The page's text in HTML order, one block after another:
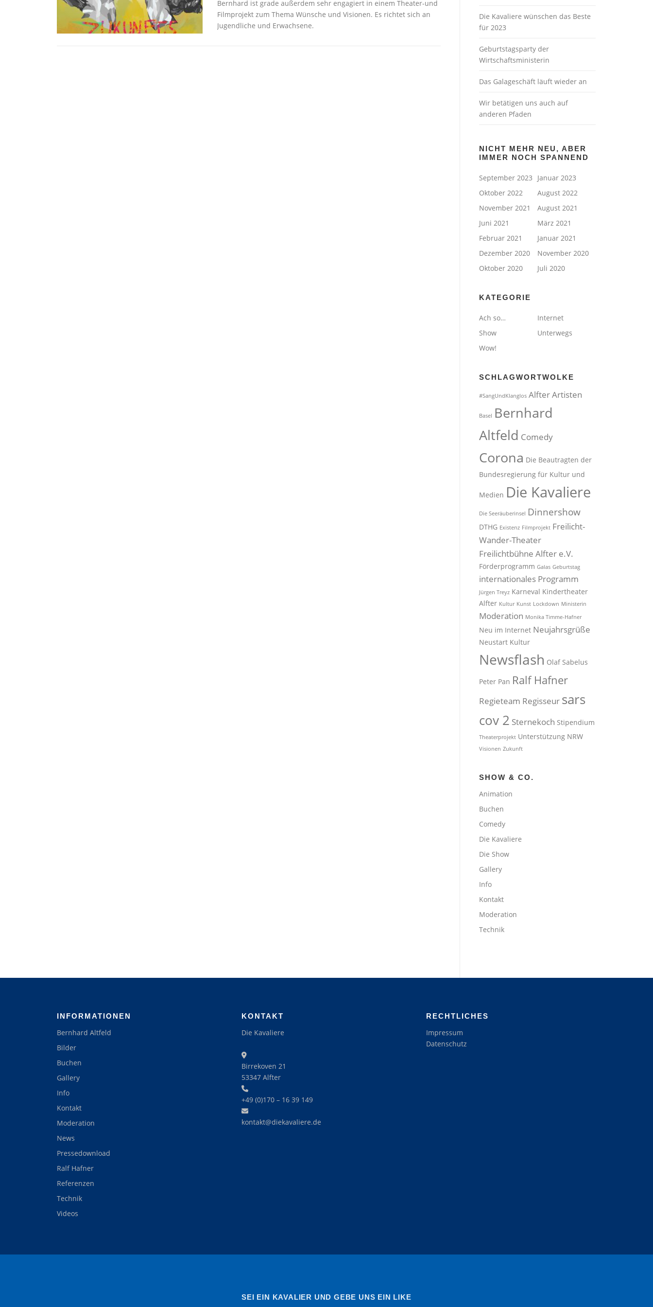
Bernhard ist grade außerdem sehr engagiert in einem Theater-und
Filmprojekt zum Thema Wünsche und Visionen. Es richtet sich an
Jugendliche und Erwachsene.
Die Kavaliere wünschen das Beste
für 2023
Geburtstagsparty der
Wirtschaftsministerin
Das Galageschäft läuft wieder an
Wir betätigen uns auch auf
anderen Pfaden
NICHT MEHR NEU, ABER
IMMER NOCH SPANNEND
September 2023
Januar 2023
Oktober 2022
August 2022
November 2021
August 2021
Juni 2021
März 2021
Februar 2021
Januar 2021
Dezember 2020
November 2020
Oktober 2020
Juli 2020
KATEGORIE
Ach so…
Internet
Show
Unterwegs
Wow!
SCHLAGWORTWOLKE
#SangUndKlanglos AlfterArtisten
Basel Bernhard
Altfeld Comedy
Corona Die Beautragten der
Bundesregierung für Kultur und
Medien Die Kavaliere
Die Seeräuberinsel Dinnershow
DTHG Existenz Filmprojekt Freilicht-
Wander-Theater
Freilichtbühne Alfter e.V.
Förderprogramm Galas Geburtstag
internationales Programm
Jürgen Treyz Karneval Kindertheater
Alfter Kultur Kunst Lockdown Ministerin
Moderation Monika Timme-Hafner
Neu im Internet Neujahrsgrüße
Neustart Kultur
Newsflash Olaf Sabelus
Peter Pan Ralf Hafner
Regieteam Regisseur sars
cov 2 Sternekoch Stipendium
Theaterprojekt Unterstützung NRW
Visionen Zukunft
SHOW & CO.
Animation
Buchen
Comedy
Die Kavaliere
Die Show
Gallery
Info
Kontakt
Moderation
Technik
INFORMATIONEN
Bernhard Altfeld
Bilder
Buchen
Gallery
Info
Kontakt
Moderation
News
Pressedownload
Ralf Hafner
Referenzen
Technik
Videos
KONTAKT
Die Kavaliere
Birrekoven 21
53347 Alfter
+49 (0)170 – 16 39 149‬
kontakt@diekavaliere.de
RECHTLICHES
Impressum
Datenschutz
SEI EIN KAVALIER UND GEBE UNS EIN LIKE